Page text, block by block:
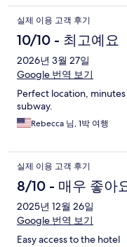
실제 이용 고객 후기
10/10 - 최고예요
2026년 3월 27일
Google 번역 보기
Perfect location,
subway.
Rebecca 님, 1박 여행
실제 이용 고객 후기
8/10 - 매우 좋아
2025년 12월 26일
Google 번역 보기
Easy access to the hotel